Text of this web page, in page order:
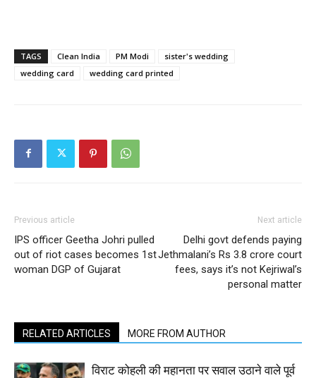
TAGS Clean India PM Modi
sister's wedding
wedding card
wedding card printed
Previous article
IPS officer Geetha Johri pulled
out of riot cases becomes 1st
woman DGP of Gujarat
Next article
Delhi govt defends paying
Jethmalani’s Rs 3.8 crore court
fees, says it’s not Kejriwal’s
personal matter
RELATED ARTICLES MORE FROM AUTHOR
विराट कोहली की महानता पर सवाल उठाने वाले पूर्व